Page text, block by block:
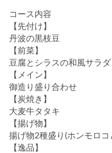
コース内容
【先付け】
丹波の黒枝豆
【前菜】
豆腐とシラスの和風サラダ
【メイン】
御造り盛り合わせ
【炭焼き】
大麦牛タタキ
【揚げ物】
揚げ物2種盛り(ホンモロ
【逸品】